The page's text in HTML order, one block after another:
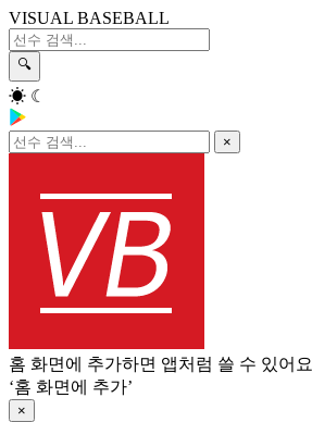
VISUAL BASEBALL
🔍
☀ ☾
×
홈 화면에 추가하면 앱처럼 쓸 수 있어요
‘홈 화면에 추가’
×